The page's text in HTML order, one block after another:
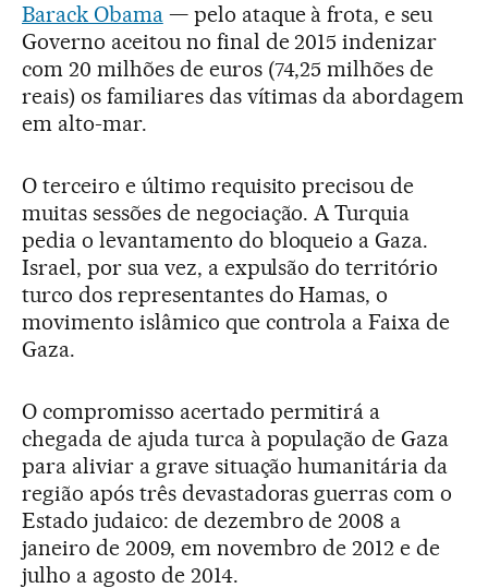
Barack Obama— pelo ataque à frota, e seu
Governo aceitou no final de 2015 indenizar
com 20 milhões de euros (74,25 milhões de
reais) os familiares das vítimas da abordagem
em alto-mar.
O terceiro e último requisito precisou de
muitas sessões de negociação. A Turquia
pedia o levantamento do bloqueio a Gaza.
Israel, por sua vez, a expulsão do território
turco dos representantes do Hamas, o
movimento islâmico que controla a Faixa de
Gaza.
O compromisso acertado permitirá a
chegada de ajuda turca à população de Gaza
para aliviar a grave situação humanitária da
região após três devastadoras guerras com o
Estado judaico: de dezembro de 2008 a
janeiro de 2009, em novembro de 2012 e de
julho a agosto de 2014.